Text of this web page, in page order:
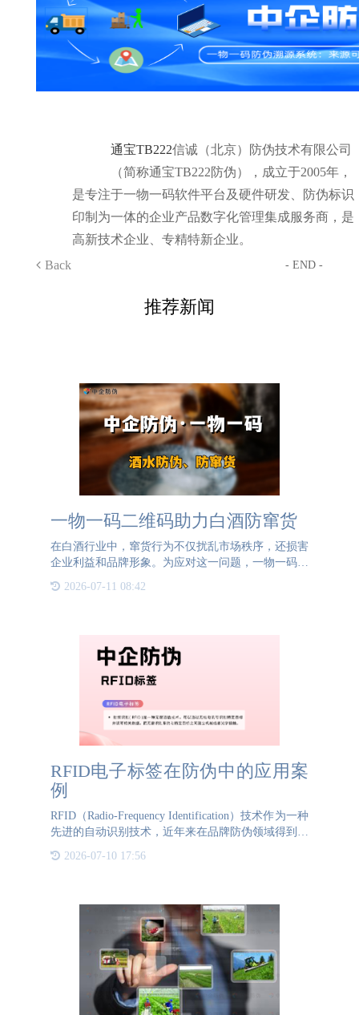
通宝TB222信诚（北京）防伪技术有限公司
（简称通宝TB222防伪），成立于2005年，
是专注于一物一码软件平台及硬件研发、防伪标识
印制为一体的企业产品数字化管理集成服务商，是
高新技术企业、专精特新企业。
Back
- END -
推荐新闻
一物一码二维码助力白酒防窜货
在白酒行业中，窜货行为不仅扰乱市场秩序，还损害
企业利益和品牌形象。为应对这一问题，一物一码二
维码防窜货系统应运而生。一物一码，即每个白酒产
品都拥有一个独一无二的二维码“身份证”。在生产环
2026-07-11 08:42
RFID电子标签在防伪中的应用案
例
RFID（Radio-Frequency Identification）技术作为一种
先进的自动识别技术，近年来在品牌防伪领域得到了
术在其防伪体系中的应用
2026-07-10 17:56